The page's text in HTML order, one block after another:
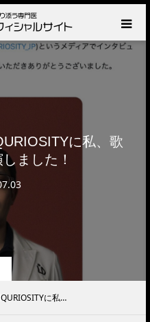
に私、歌
ました！
QURIOSITYに私…